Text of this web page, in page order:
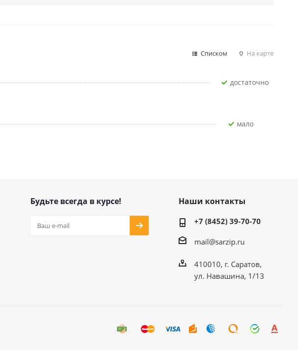
Списком На карте
Достаточно
Мало
Будьте всегда в курсе! Наши контакты
+7 (8452) 39-70-70
mail@sarzip.ru
410010, г. Саратов,
ул. Навашина, 1/13